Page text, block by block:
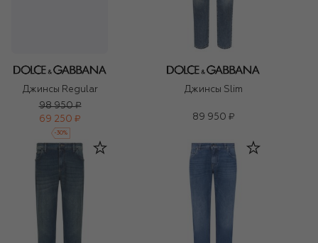
Джинсы Regular
98 950 ₽
69 250 ₽
-30%
Джинсы Slim
89 950 ₽